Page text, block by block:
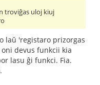
troviĝas uloj kiuj
laŭ 'registaro prizorgas
devus funkcii kia
lasu ĝi funkci. Fia.